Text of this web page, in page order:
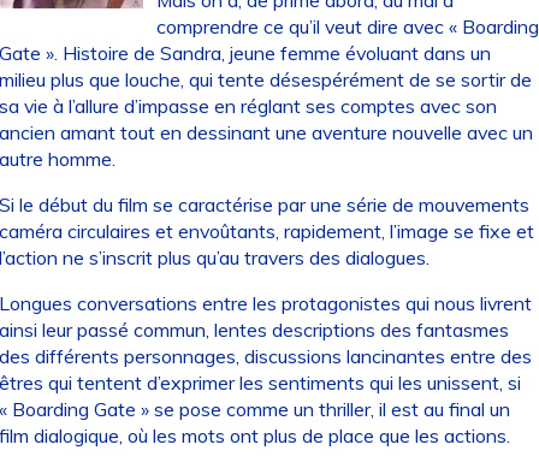
comprendre ce qu’il veut dire avec « Boarding
». Histoire de Sandra, jeune femme évoluant dans un
plus que louche, qui tente désespérément de se sortir de
vie à l’allure d’impasse en réglant ses comptes avec son
amant tout en dessinant une aventure nouvelle avec un
homme.
le début du film se caractérise par une série de mouvements
circulaires et envoûtants, rapidement, l’image se fixe et
ne s’inscrit plus qu’au travers des dialogues.
conversations entre les protagonistes qui nous livrent
leur passé commun, lentes descriptions des fantasmes
différents personnages, discussions lancinantes entre des
qui tentent d’exprimer les sentiments qui les unissent, si
Boarding Gate » se pose comme un thriller, il est au final un
dialogique, où les mots ont plus de place que les actions.